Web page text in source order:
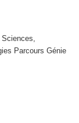
Parcours Génie